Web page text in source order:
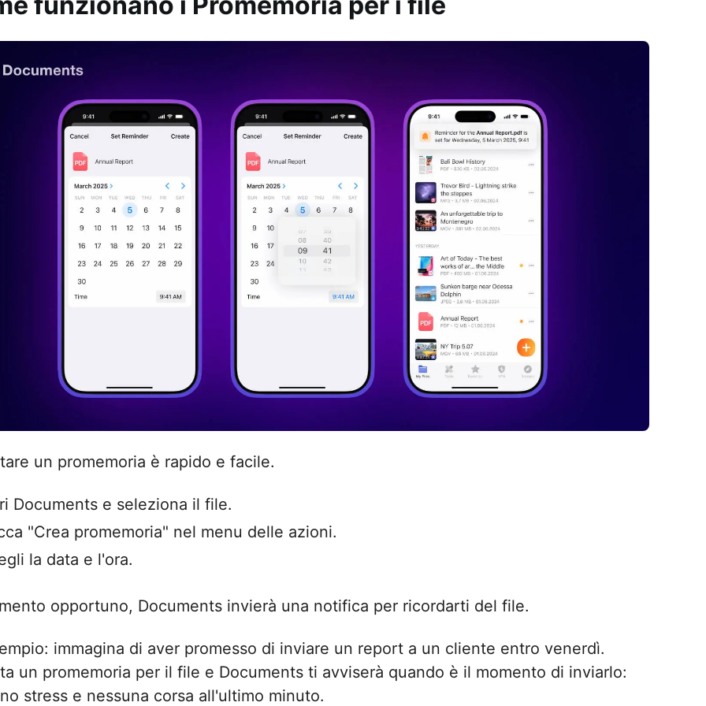
un promemoria è rapido e facile.
Documents e seleziona il file.
"Crea promemoria" nel menu delle azioni.
la data e l'ora.
opportuno, Documents invierà una notifica per ricordarti del file.
immagina di aver promesso di inviare un report a un cliente entro venerdì.
un promemoria per il file e Documents ti avviserà quando è il momento di inviarlo:
stress e nessuna corsa all'ultimo minuto.